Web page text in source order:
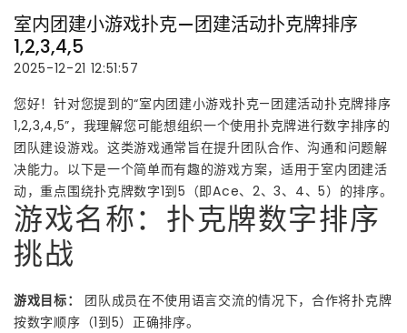
室内团建小游戏扑克—团建活动扑克牌排序
1,2,3,4,5
2025-12-21 12:51:57
您好！针对您提到的“室内团建小游戏扑克—团建活动扑克牌排序
1,2,3,4,5”，我理解您可能想组织一个使用扑克牌进行数字排序的
团队建设游戏。这类游戏通常旨在提升团队合作、沟通和问题解
决能力。以下是一个简单而有趣的游戏方案，适用于室内团建活
动，重点围绕扑克牌数字1到5（即Ace、2、3、4、5）的排序。
游戏名称：扑克牌数字排序
挑战
游戏目标：
团队成员在不使用语言交流的情况下，合作将扑克牌
按数字顺序（1到5）正确排序。